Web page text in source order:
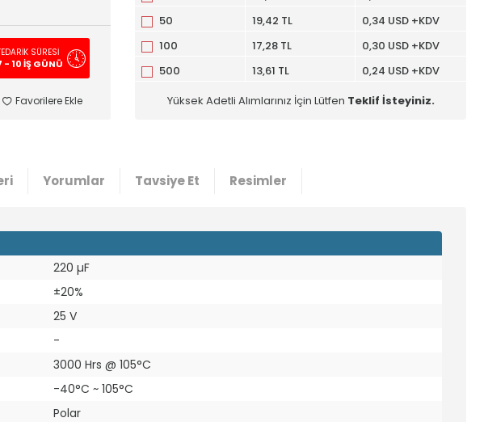
SÜRESİ
- 10 İŞ GÜNÜ
Favorilere Ekle
50
19,42 TL
0,34 USD +KDV
100
17,28 TL
0,30 USD +KDV
500
13,61 TL
0,24 USD +KDV
Yüksek Adetli Alımlarınız İçin Lütfen Teklif İsteyiniz.
Yorumlar Tavsiye Et Resimler
220 µF
±20%
25 V
-
3000 Hrs @ 105°C
-40°C ~ 105°C
Polar